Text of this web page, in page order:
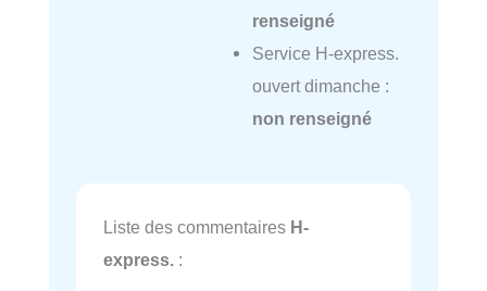
renseigné
Service H-express.
ouvert dimanche :
non renseigné
Liste des commentaires H-
express. :